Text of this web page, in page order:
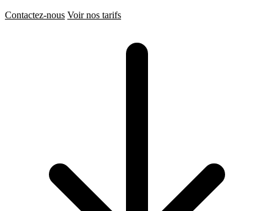
Contactez-nous Voir nos tarifs